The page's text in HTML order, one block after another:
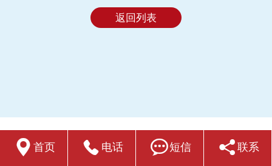
返回列表
 首页  电话 短信  联系